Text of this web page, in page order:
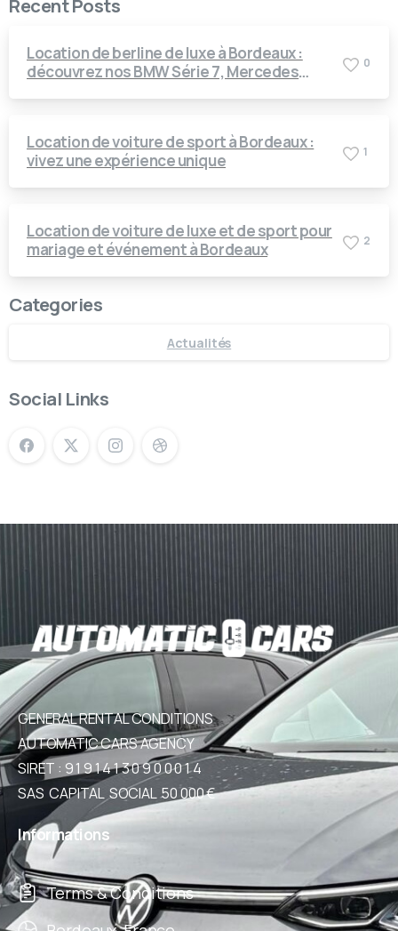
Recent Posts
Location de berline de luxe à Bordeaux :
découvrez nos BMW Série 7, Mercedes
0
Location de voiture de sport à Bordeaux :
vivez une expérience unique
1
Location de voiture de luxe et de sport pour
mariage et événement à Bordeaux
2
Categories
Actualités
Social Links
GENERAL RENTAL CONDITIONS
AUTOMATIC CARS AGENCY
SIRET : 9 1 9 1 4 1 3 0 9 0 0 0 1 4
SAS CAPITAL SOCIAL 50 000 €
Informations
Terms & Conditions